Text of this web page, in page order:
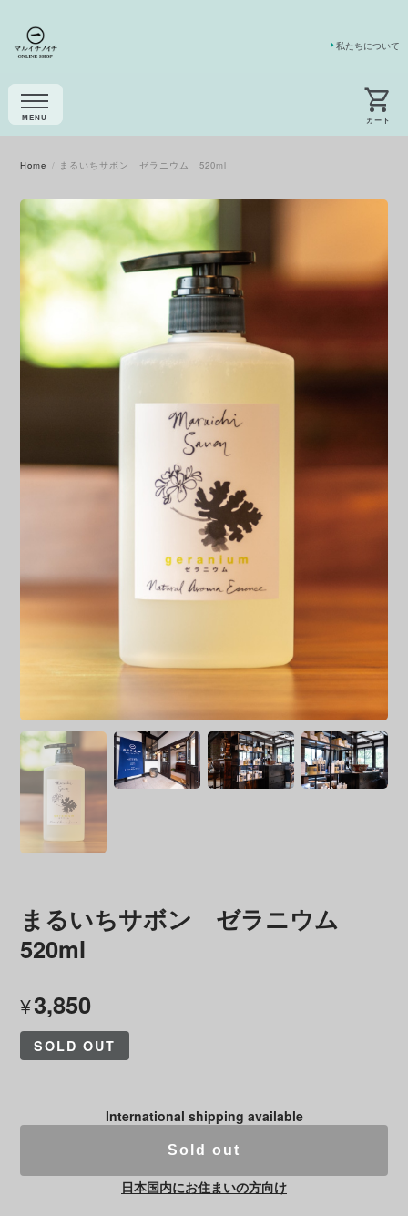
私たちについて
Home まるいちサボン ゼラニウム 520ml
まるいちサボン ゼラニウム
520ml
¥3,850
SOLD OUT
International shipping available
Sold out
日本国内にお住まいの方向け